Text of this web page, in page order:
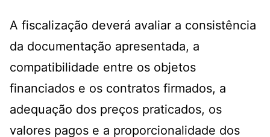
A fiscalização deverá avaliar a consistência
da documentação apresentada, a
compatibilidade entre os objetos
financiados e os contratos firmados, a
adequação dos preços praticados, os
valores pagos e a proporcionalidade dos